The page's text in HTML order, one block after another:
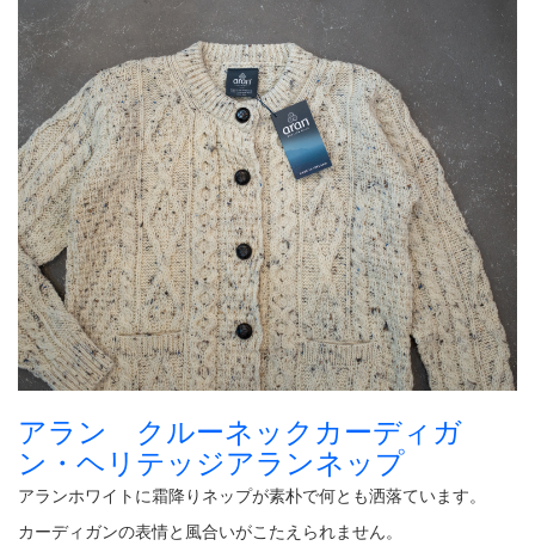
アラン クルーネックカーディガ
ン・ヘリテッジアランネップ
アランホワイトに霜降りネップが素朴で何とも洒落ています。
カーディガンの表情と風合いがこたえられません。